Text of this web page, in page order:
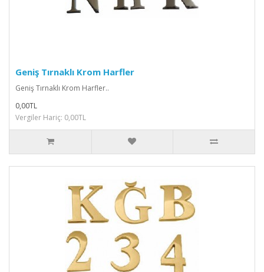
Geniş Tırnaklı Krom Harfler
Geniş Tırnaklı Krom Harfler..
0,00TL
Vergiler Hariç: 0,00TL